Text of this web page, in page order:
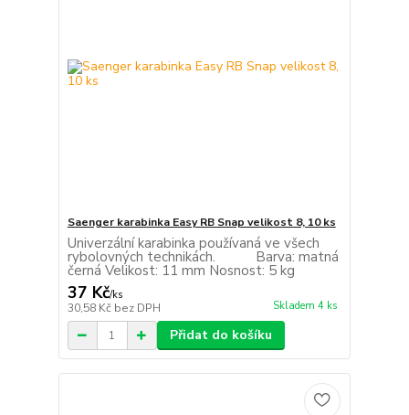
Saenger karabinka Easy RB Snap velikost 8, 10 ks
Univerzální karabinka používaná ve všech
rybolovných technikách. Barva: matná
černá Velikost: 11 mm Nosnost: 5 kg
37 Kč/ks
30,58 Kč bez DPH Skladem 4 ks
Přidat do košíku